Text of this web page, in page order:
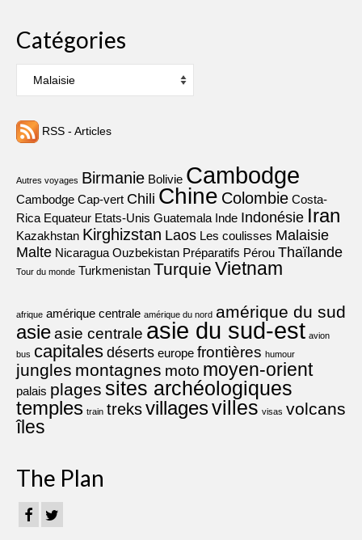
Catégories
RSS - Articles
Autres voyages Birmanie Bolivie Cambodge
Cambodge Cap-vert Chili Chine Colombie Costa-
Rica Equateur Etats-Unis Guatemala Inde Indonésie Iran
Kazakhstan Kirghizstan Laos Les coulisses Malaisie
Malte Nicaragua Ouzbekistan Préparatifs Pérou Thaïlande
Tour du monde Turkmenistan Turquie Vietnam
afrique amérique centrale amérique du nord amérique du sud
asieasie centrale asie du sud-est avion
bus capitales déserts europe frontières humour
jungles montagnes moto moyen-orient
palais plages sites archéologiques
temples train treksvillagesvilles visas volcans
îles
The Plan